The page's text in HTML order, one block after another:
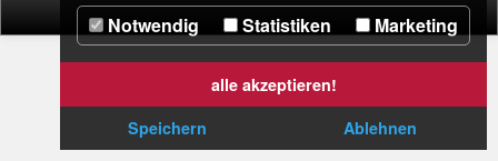
Notwendig
Statistiken Marketing
alle akzeptieren!
Speichern
Ablehnen